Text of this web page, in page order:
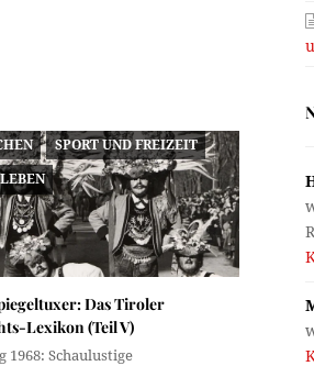
SPORT UND FREIZEIT
Das Tiroler
Lexikon (Teil V)
1968: Schaulustige